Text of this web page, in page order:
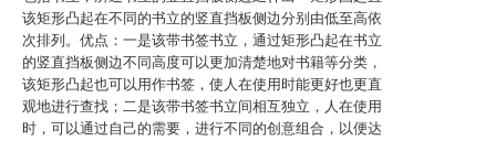
该矩形凸起在不同的书立的竖直挡板侧边分别由低至高依
次排列。优点：一是该带书签书立，通过矩形凸起在书立
的竖直挡板侧边不同高度可以更加清楚地对书籍等分类，
该矩形凸起也可以用作书签，使人在使用时能更好也更直
观地进行查找；二是该带书签书立间相互独立，人在使用
时，可以通过自己的需要，进行不同的创意组合，以便达